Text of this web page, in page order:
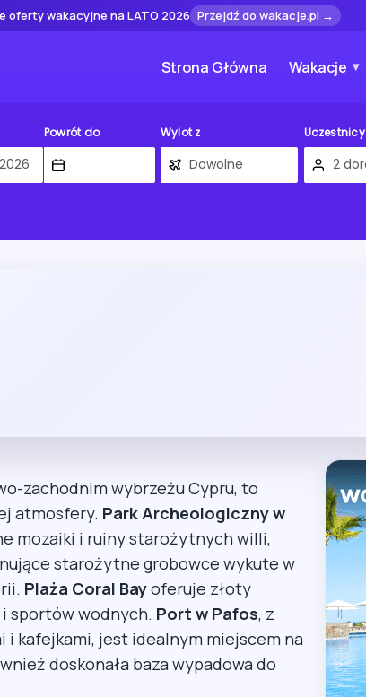
oferty wakacyjne na LATO 2026 Przejdź do wakacje.pl →
Strona Główna Wakacje
Powrót do Wylot z Uczestnicy
zachodnim wybrzeżu Cypru, to
atmosfery. Park Archeologiczny w
mozaiki i ruiny starożytnych willi,
starożytne grobowce wykute w
Plaża Coral Bayoferuje złoty
sportów wodnych. Port w Pafos, z
kafejkami, jest idealnym miejscem na
doskonała baza wypadowa do